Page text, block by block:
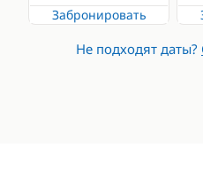
Забронировать
Не подходят даты?